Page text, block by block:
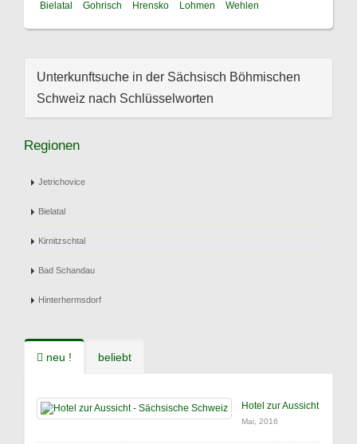
Bielatal
Gohrisch Hrensko Lohmen Wehlen
Unterkunftsuche in der Sächsisch Böhmischen
Schweiz nach Schlüsselworten
Regionen
Jetrichovice
Bielatal
Kirnitzschtal
Bad Schandau
Hinterhermsdorf
neu ! beliebt
Hotel zur Aussicht
Mai, 2016